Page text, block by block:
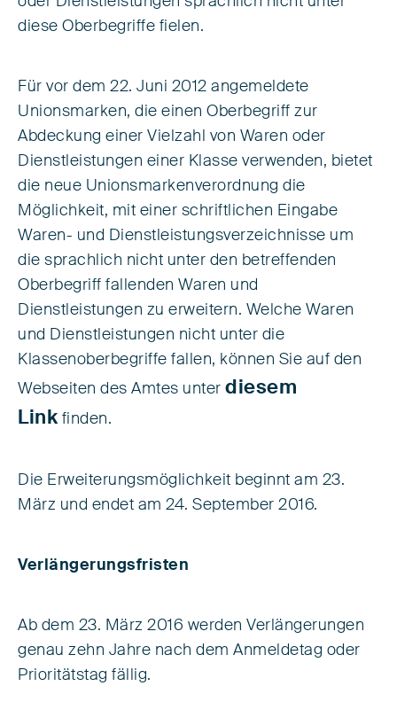
diese Oberbegriffe fielen.
Für vor dem 22. Juni 2012 angemeldete
Unionsmarken, die einen Oberbegriff zur
Abdeckung einer Vielzahl von Waren oder
Dienstleistungen einer Klasse verwenden, bietet
die neue Unionsmarkenverordnung die
Möglichkeit, mit einer schriftlichen Eingabe
Waren- und Dienstleistungsverzeichnisse um
die sprachlich nicht unter den betreffenden
Oberbegriff fallenden Waren und
Dienstleistungen zu erweitern. Welche Waren
und Dienstleistungen nicht unter die
Klassenoberbegriffe fallen, können Sie auf den
Webseiten des Amtes unter diesem
Linkfinden.
Die Erweiterungsmöglichkeit beginnt am 23.
März und endet am 24. September 2016.
Verlängerungsfristen
Ab dem 23. März 2016 werden Verlängerungen
genau zehn Jahre nach dem Anmeldetag oder
Prioritätstag fällig.